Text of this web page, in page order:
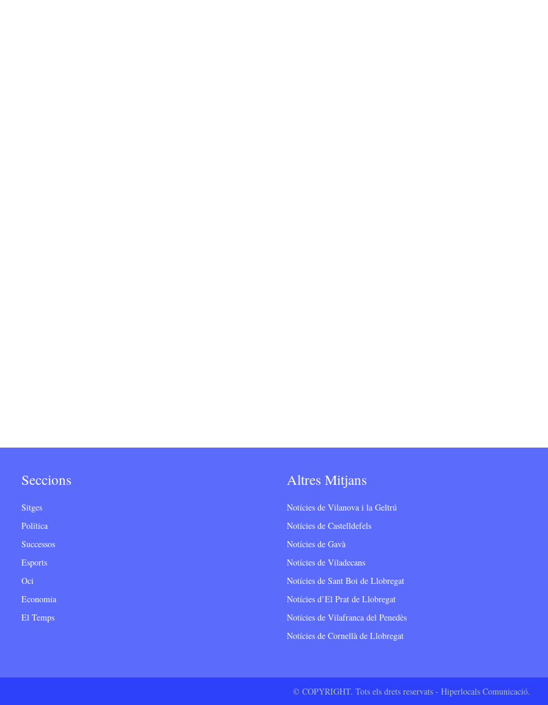
Seccions
Sitges
Política
Successos
Esports
Oci
Economia
El Temps
Altres Mitjans
Notícies de Vilanova i la Geltrú
Notícies de Castelldefels
Notícies de Gavà
Notícies de Viladecans
Notícies de Sant Boi de Llobregat
Notícies d’El Prat de Llobregat
Notícies de Vilafranca del Penedès
Notícies de Cornellà de Llobregat
© COPYRIGHT. Tots els drets reservats - Hiperlocals Comunicació.